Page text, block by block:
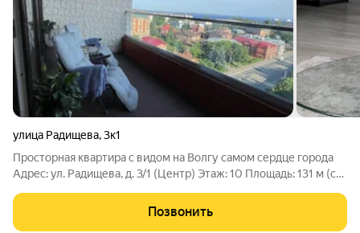
улица Радищева,3к1
Просторная квартира с видом на Волгу самом сердце города
Адрес: ул. Радищева, д. 3/1 (Центр) Этаж: 10 Площадь: 131 м (с
4 Главное преимущество панорамный вид на 3 стороны!
Квартира продается с
Позвонить